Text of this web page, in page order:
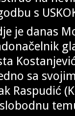
s
je danas
sa
Raspudić